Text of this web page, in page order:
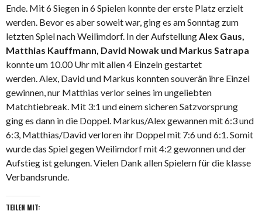
Ende. Mit 6 Siegen in 6 Spielen konnte der erste Platz erzielt
werden. Bevor es aber soweit war, ging es am Sonntag zum
letzten Spiel nach Weilimdorf. In der Aufstellung Alex Gaus,
Matthias Kauffmann, David Nowak und Markus Satrapa
konnte um 10.00 Uhr mit allen 4 Einzeln gestartet
werden. Alex, David und Markus konnten souverän ihre Einzel
gewinnen, nur Matthias verlor seines im ungeliebten
Matchtiebreak. Mit 3:1 und einem sicheren Satzvorsprung
ging es dann in die Doppel. Markus/Alex gewannen mit 6:3 und
6:3, Matthias/David verloren ihr Doppel mit 7:6 und 6:1. Somit
wurde das Spiel gegen Weilimdorf mit 4:2 gewonnen und der
Aufstieg ist gelungen. Vielen Dank allen Spielern für die klasse
Verbandsrunde.
TEILEN MIT: